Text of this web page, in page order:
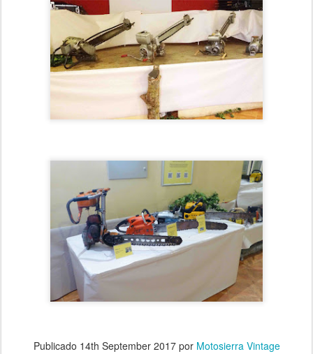
Publicado 14th September 2017por Motosierra Vintage